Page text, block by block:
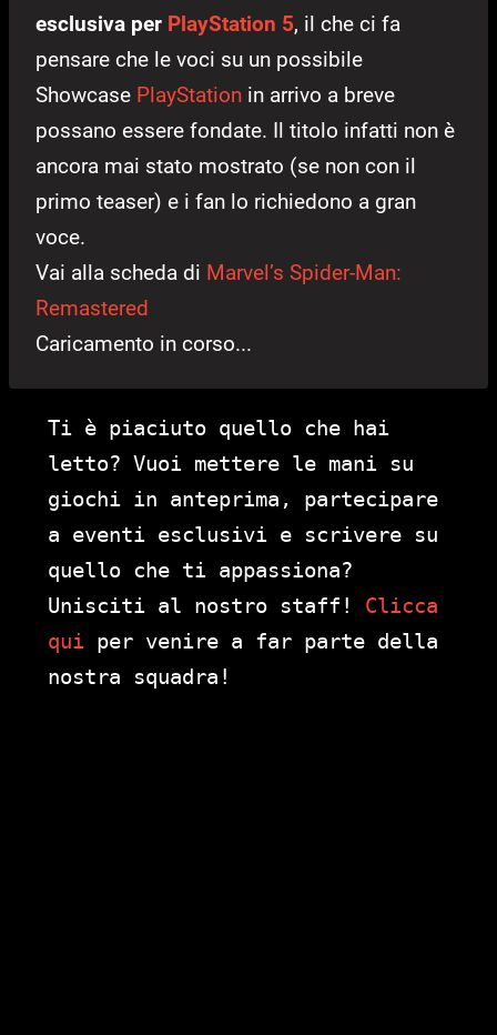
esclusiva per PlayStation 5, il che ci fa
pensare che le voci su un possibile
Showcase PlayStation in arrivo a breve
possano essere fondate. Il titolo infatti non è
ancora mai stato mostrato (se non con il
primo teaser) e i fan lo richiedono a gran
voce.
Vai alla scheda di Marvel’s Spider-Man:
Remastered
Caricamento in corso...
Ti è piaciuto quello che hai
letto? Vuoi mettere le mani su
giochi in anteprima, partecipare
a eventi esclusivi e scrivere su
quello che ti appassiona?
Unisciti al nostro staff! Clicca
qui per venire a far parte della
nostra squadra!